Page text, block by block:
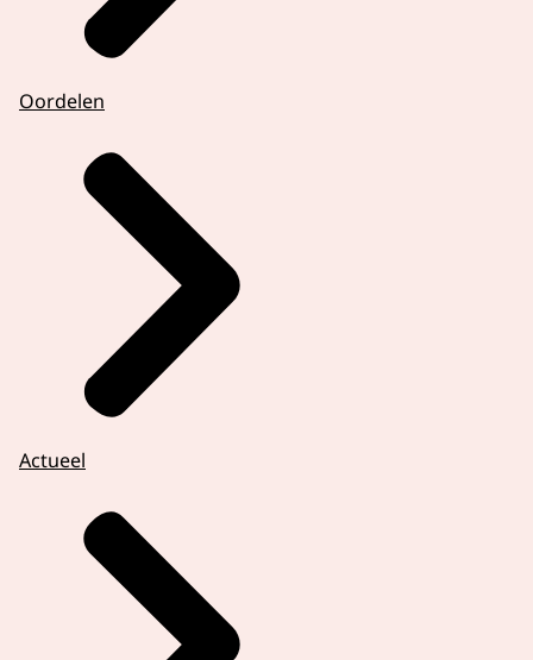
Oordelen
Actueel